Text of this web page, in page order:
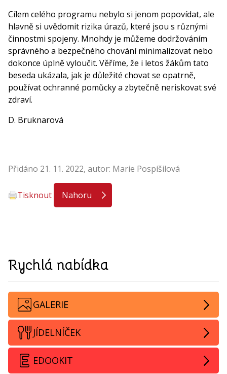
Cílem celého programu nebylo si jenom popovídat, ale
hlavně si uvědomit rizika úrazů, které jsou s různými
činnostmi spojeny. Mnohdy je můžeme dodržováním
správného a bezpečného chování minimalizovat nebo
dokonce úplně vyloučit. Věříme, že i letos žákům tato
beseda ukázala, jak je důležité chovat se opatrně,
používat ochranné pomůcky a zbytečně neriskovat své
zdraví.
D. Bruknarová
Přidáno 21. 11. 2022, autor: Marie Pospíšilová
Tisknout Nahoru
Rychlá nabídka
GALERIE
JÍDELNÍČEK
EDOOKIT